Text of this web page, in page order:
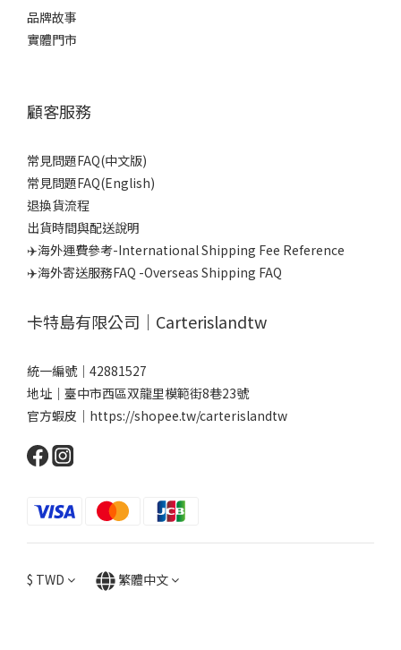
品牌故事
實體門市
顧客服務
常見問題FAQ(中文版)
常見問題FAQ(English)
退換貨流程
出貨時間與配送說明
✈️海外運費參考-International Shipping Fee Reference
✈️海外寄送服務FAQ -Overseas Shipping FAQ
卡特島有限公司｜Carterislandtw
統一編號｜42881527
地址｜臺中市西區双龍里模範街8巷23號
官方蝦皮｜ https://shopee.tw/carterislandtw
$ TWD 繁體中文